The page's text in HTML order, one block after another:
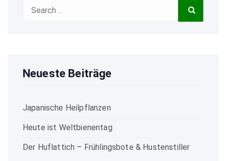
Search
Search
Neueste Beiträge
Japanische Heilpflanzen
Heute ist Weltbienentag
Der Huflattich – Frühlingsbote & Hustenstiller